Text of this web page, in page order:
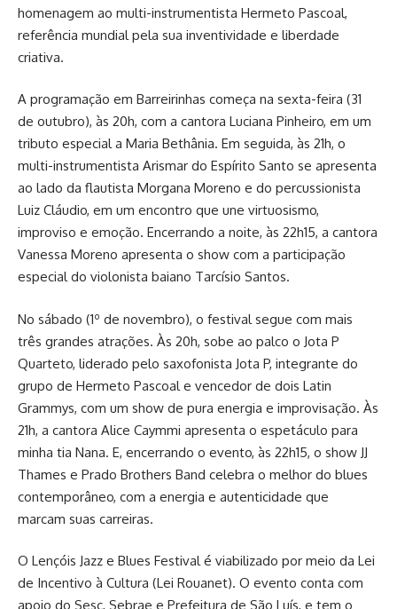
homenagem ao multi-instrumentista Hermeto Pascoal,
referência mundial pela sua inventividade e liberdade
criativa.
A programação em Barreirinhas começa na sexta-feira (31
de outubro), às 20h, com a cantora Luciana Pinheiro, em um
tributo especial a Maria Bethânia. Em seguida, às 21h, o
multi-instrumentista Arismar do Espírito Santo se apresenta
ao lado da flautista Morgana Moreno e do percussionista
Luiz Cláudio, em um encontro que une virtuosismo,
improviso e emoção. Encerrando a noite, às 22h15, a cantora
Vanessa Moreno apresenta o show com a participação
especial do violonista baiano Tarcísio Santos.
No sábado (1º de novembro), o festival segue com mais
três grandes atrações. Às 20h, sobe ao palco o Jota P
Quarteto, liderado pelo saxofonista Jota P, integrante do
grupo de Hermeto Pascoal e vencedor de dois Latin
Grammys, com um show de pura energia e improvisação. Às
21h, a cantora Alice Caymmi apresenta o espetáculo para
minha tia Nana. E, encerrando o evento, às 22h15, o show JJ
Thames e Prado Brothers Band celebra o melhor do blues
contemporâneo, com a energia e autenticidade que
marcam suas carreiras.
O Lençóis Jazz e Blues Festival é viabilizado por meio da Lei
de Incentivo à Cultura (Lei Rouanet). O evento conta com
apoio do Sesc, Sebrae e Prefeitura de São Luís, e tem o